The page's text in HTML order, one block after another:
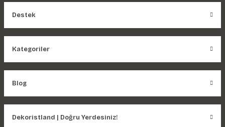
Destek
Kategoriler
Blog
Dekoristland | Doğru Yerdesiniz!